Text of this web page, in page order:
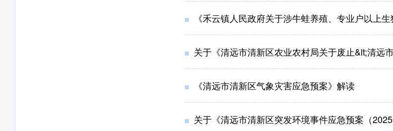
《禾云镇人民政府关于涉牛蛙养殖、专业户以上生猪养
关于《清远市清新区农业农村局关于废止&lt;清远市清新区农村集
《清远市清新区气象灾害应急预案》解读
关于《清远市清新区突发环境事件应急预案（